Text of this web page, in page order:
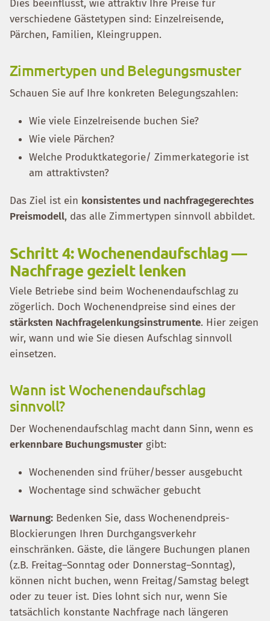
Dies beeinflusst, wie attraktiv Ihre Preise für
verschiedene Gästetypen sind: Einzelreisende,
Pärchen, Familien, Kleingruppen.
Zimmertypen und Belegungsmuster
Schauen Sie auf Ihre konkreten Belegungszahlen:
Wie viele Einzelreisende buchen Sie?
Wie viele Pärchen?
Welche Produktkategorie/ Zimmerkategorie ist
am attraktivsten?
Das Ziel ist ein konsistentes und nachfragegerechtes
Preismodell, das alle Zimmertypen sinnvoll abbildet.
Schritt 4: Wochenendaufschlag —
Nachfrage gezielt lenken
Viele Betriebe sind beim Wochenendaufschlag zu
zögerlich. Doch Wochenendpreise sind eines der
stärksten Nachfragelenkungsinstrumente. Hier zeigen
wir, wann und wie Sie diesen Aufschlag sinnvoll
einsetzen.
Wann ist Wochenendaufschlag
sinnvoll?
Der Wochenendaufschlag macht dann Sinn, wenn es
erkennbare Buchungsmuster gibt:
Wochenenden sind früher/besser ausgebucht
Wochentage sind schwächer gebucht
Warnung: Bedenken Sie, dass Wochenendpreis-
Blockierungen Ihren Durchgangsverkehr
einschränken. Gäste, die längere Buchungen planen
(z.B. Freitag–Sonntag oder Donnerstag–Sonntag),
können nicht buchen, wenn Freitag/Samstag belegt
oder zu teuer ist. Dies lohnt sich nur, wenn Sie
tatsächlich konstante Nachfrage nach längeren